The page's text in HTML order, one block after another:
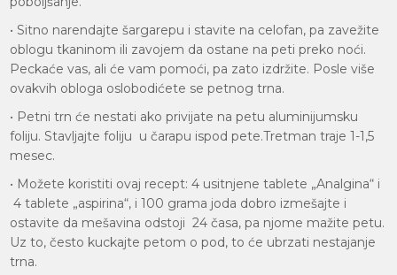
• Sitno narendajte šargarepu i stavite na celofan, pa zavežite
oblogu tkaninom ili zavojem da ostane na peti preko noći.
Peckaće vas, ali će vam pomoći, pa zato izdržite. Posle više
ovakvih obloga oslobodićete se petnog trna.
• Petni trn će nestati ako privijate na petu aluminijumsku
foliju. Stavljajte foliju u čarapu ispod pete.Tretman traje 1-1,5
mesec.
• Možete koristiti ovaj recept: 4 usitnjene tablete „Analgina“ i
4 tablete „aspirina“, i 100 grama joda dobro izmešajte i
ostavite da mešavina odstoji 24 časa, pa njome mažite petu.
Uz to, često kuckajte petom o pod, to će ubrzati nestajanje
trna.